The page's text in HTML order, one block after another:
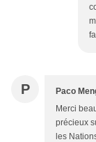
P Paco
Merci
précieux
les